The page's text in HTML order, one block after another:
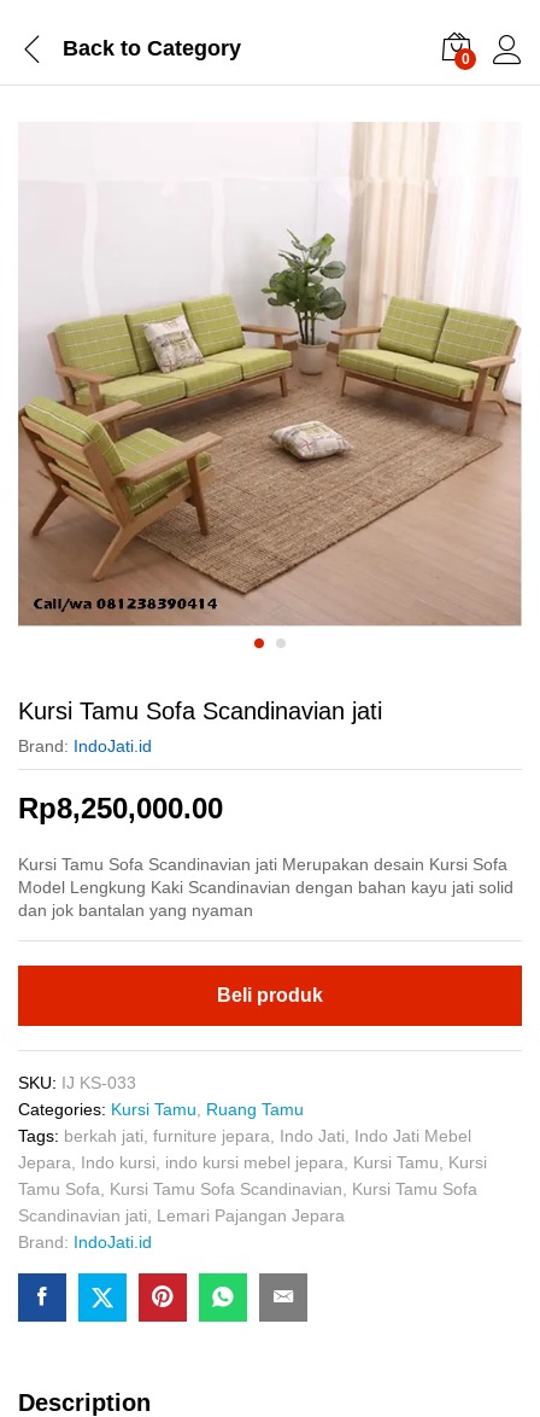
Back to Category 0
Kursi Tamu Sofa Scandinavian jati
Brand: IndoJati.id
Rp8,250,000.00
Kursi Tamu Sofa Scandinavian jati Merupakan desain Kursi Sofa
Model Lengkung Kaki Scandinavian dengan bahan kayu jati solid
dan jok bantalan yang nyaman
Beli produk
SKU: IJ KS-033
Categories: Kursi Tamu
Ruang Tamu
Tags: berkah jati furniture jepara Indo Jati
Indo Jati Mebel
Jepara
Indo kursi indo kursi mebel jepara Kursi Tamu
Kursi
Tamu Sofa
Kursi Tamu Sofa Scandinavian
Kursi Tamu Sofa
Scandinavian jati
Lemari Pajangan Jepara
Brand: IndoJati.id
Description